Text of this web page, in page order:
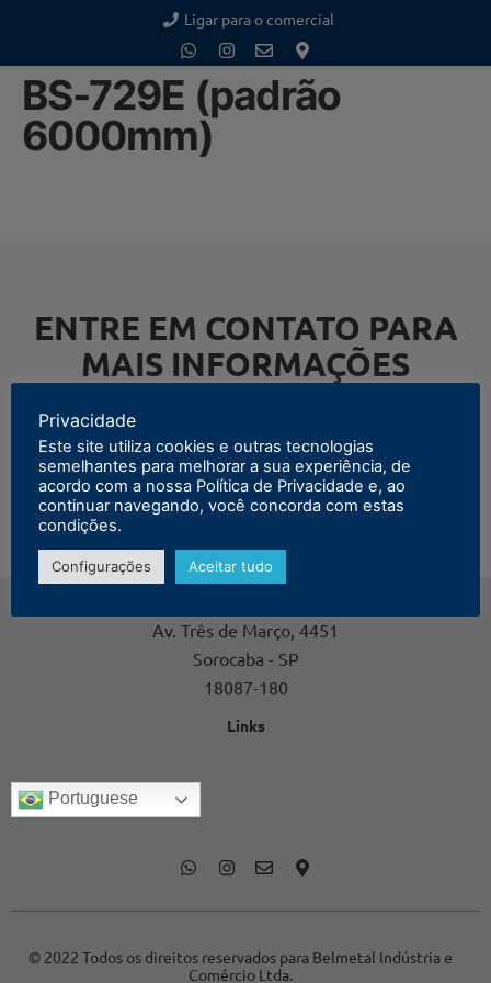
Ligar para o comercial
BS-729E (padrão
6000mm)
ENTRE EM CONTATO PARA
MAIS INFORMAÇÕES
ENTRAR EM CONTATO
Av. Três de Março, 4451
Sorocaba - SP
18087-180
Links
Portuguese
© 2022 Todos os direitos reservados para Belmetal Indústria e
Comércio Ltda.
Privacidade
Este site utiliza cookies e outras tecnologias
semelhantes para melhorar a sua experiência, de
acordo com a nossa Política de Privacidade e, ao
continuar navegando, você concorda com estas
condições.
Configurações Aceitar tudo